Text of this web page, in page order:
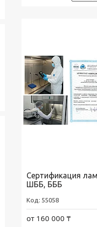
Сертификация
ШББ, БББ
55058
от 160 000 ₸